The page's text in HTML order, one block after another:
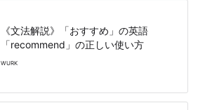
《文法解説》「おすすめ」の英語
「recommend」の正しい使い方
WURK